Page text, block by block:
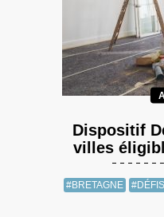
Dispositif
villes
#BRETAGNE